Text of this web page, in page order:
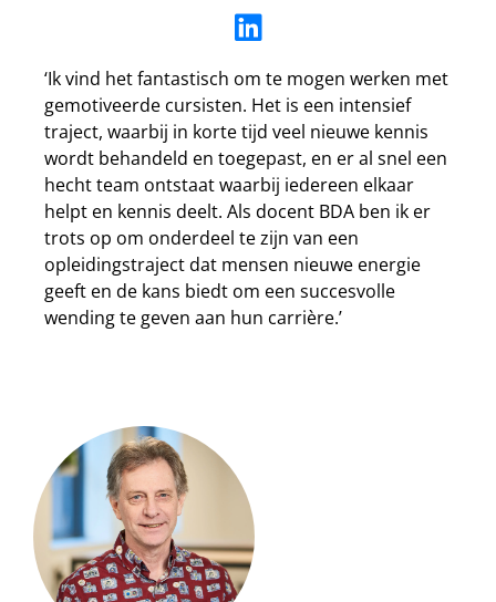
‘Ik vind het fantastisch om te mogen werken met
gemotiveerde cursisten. Het is een intensief
traject, waarbij in korte tijd veel nieuwe kennis
wordt behandeld en toegepast, en er al snel een
hecht team ontstaat waarbij iedereen elkaar
helpt en kennis deelt. Als docent BDA ben ik er
trots op om onderdeel te zijn van een
opleidingstraject dat mensen nieuwe energie
geeft en de kans biedt om een succesvolle
wending te geven aan hun carrière.’